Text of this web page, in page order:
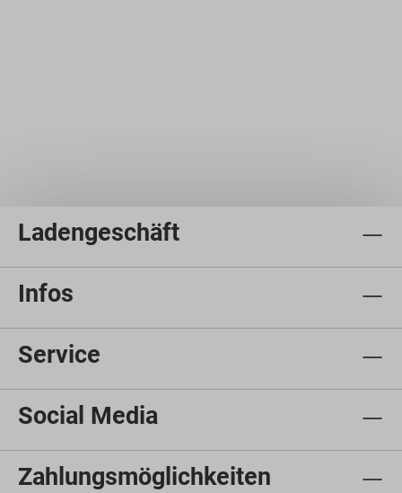
Ladengeschäft
Infos
Service
Social Media
Zahlungsmöglichkeiten